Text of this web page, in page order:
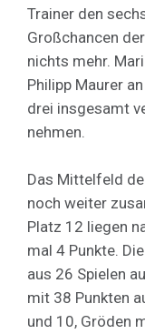
Trainer den
Großchancen
nichts mehr.
Philipp Maurer
drei insgesamt
nehmen.
Das Mittelfeld
noch weiter
Platz 12 liegen
mal 4 Punkte.
aus 26 Spielen
mit 38 Punkten
und 10, Gröden